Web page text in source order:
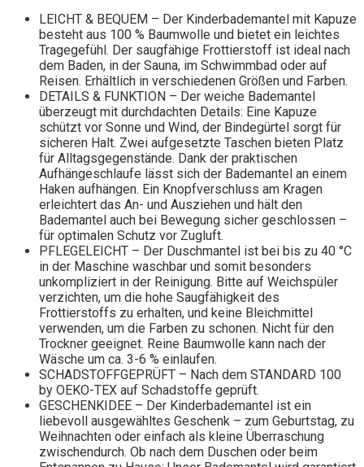
LEICHT & BEQUEM – Der Kinderbademantel mit Kapuze
besteht aus 100 % Baumwolle und bietet ein leichtes
Tragegefühl. Der saugfähige Frottierstoff ist ideal nach
dem Baden, in der Sauna, im Schwimmbad oder auf
Reisen. Erhältlich in verschiedenen Größen und Farben.
DETAILS & FUNKTION – Der weiche Bademantel
überzeugt mit durchdachten Details: Eine Kapuze
schützt vor Sonne und Wind, der Bindegürtel sorgt für
sicheren Halt. Zwei aufgesetzte Taschen bieten Platz
für Alltagsgegenstände. Dank der praktischen
Aufhängeschlaufe lässt sich der Bademantel an einem
Haken aufhängen. Ein Knopfverschluss am Kragen
erleichtert das An- und Ausziehen und hält den
Bademantel auch bei Bewegung sicher geschlossen –
für optimalen Schutz vor Zugluft.
PFLEGELEICHT – Der Duschmantel ist bei bis zu 40 °C
in der Maschine waschbar und somit besonders
unkompliziert in der Reinigung. Bitte auf Weichspüler
verzichten, um die hohe Saugfähigkeit des
Frottierstoffs zu erhalten, und keine Bleichmittel
verwenden, um die Farben zu schonen. Nicht für den
Trockner geeignet. Reine Baumwolle kann nach der
Wäsche um ca. 3-6 % einlaufen.
SCHADSTOFFGEPRÜFT – Nach dem STANDARD 100
by OEKO-TEX auf Schadstoffe geprüft.
GESCHENKIDEE – Der Kinderbademantel ist ein
liebevoll ausgewähltes Geschenk – zum Geburtstag, zu
Weihnachten oder einfach als kleine Überraschung
zwischendurch. Ob nach dem Duschen oder beim